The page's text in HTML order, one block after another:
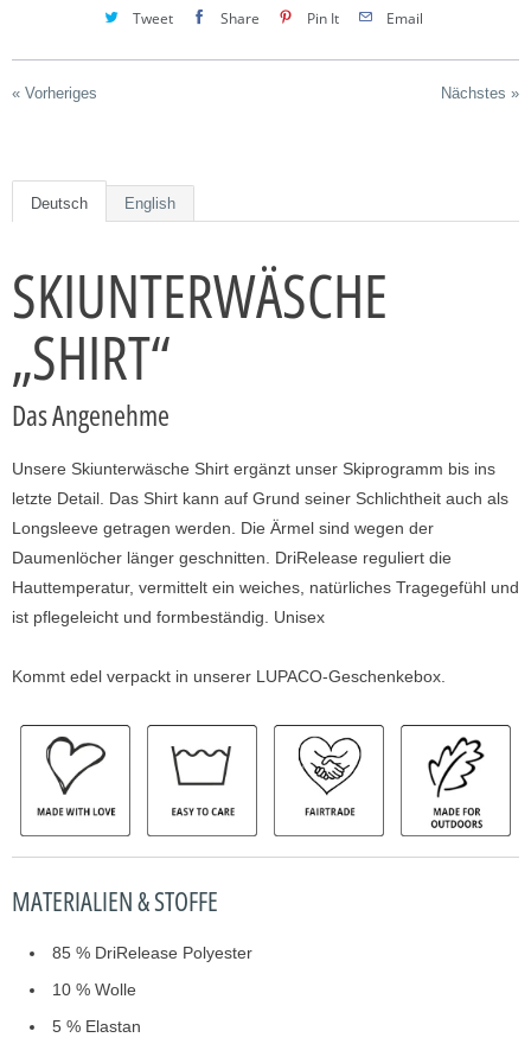
w
e
d
e
s
r
o
u
k
t
v
e
r
ü
s
t
Tweet Share Pin It Email
Nächstes »
« Vorheriges
Deutsch English
SKIUNTERWÄSCHE
„SHIRT“
Das Angenehme
Unsere Skiunterwäsche Shirt ergänzt unser Skiprogramm bis ins
letzte Detail. Das Shirt kann auf Grund seiner Schlichtheit auch als
Longsleeve getragen werden. Die Ärmel sind wegen der
Daumenlöcher länger geschnitten. DriRelease reguliert die
Hauttemperatur, vermittelt ein weiches, natürliches Tragegefühl und
ist pflegeleicht und formbeständig. Unisex
Kommt edel verpackt in unserer LUPACO-Geschenkebox.
MATERIALIEN & STOFFE
85 % DriRelease Polyester
10 % Wolle
5 % Elastan